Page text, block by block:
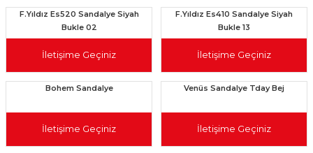
F.Yıldız Es520 Sandalye Siyah
Bukle 02
İletişime Geçiniz
F.Yıldız Es410 Sandalye Siyah
Bukle 13
İletişime Geçiniz
Bohem Sandalye
İletişime Geçiniz
Venüs Sandalye Tday Bej
İletişime Geçiniz